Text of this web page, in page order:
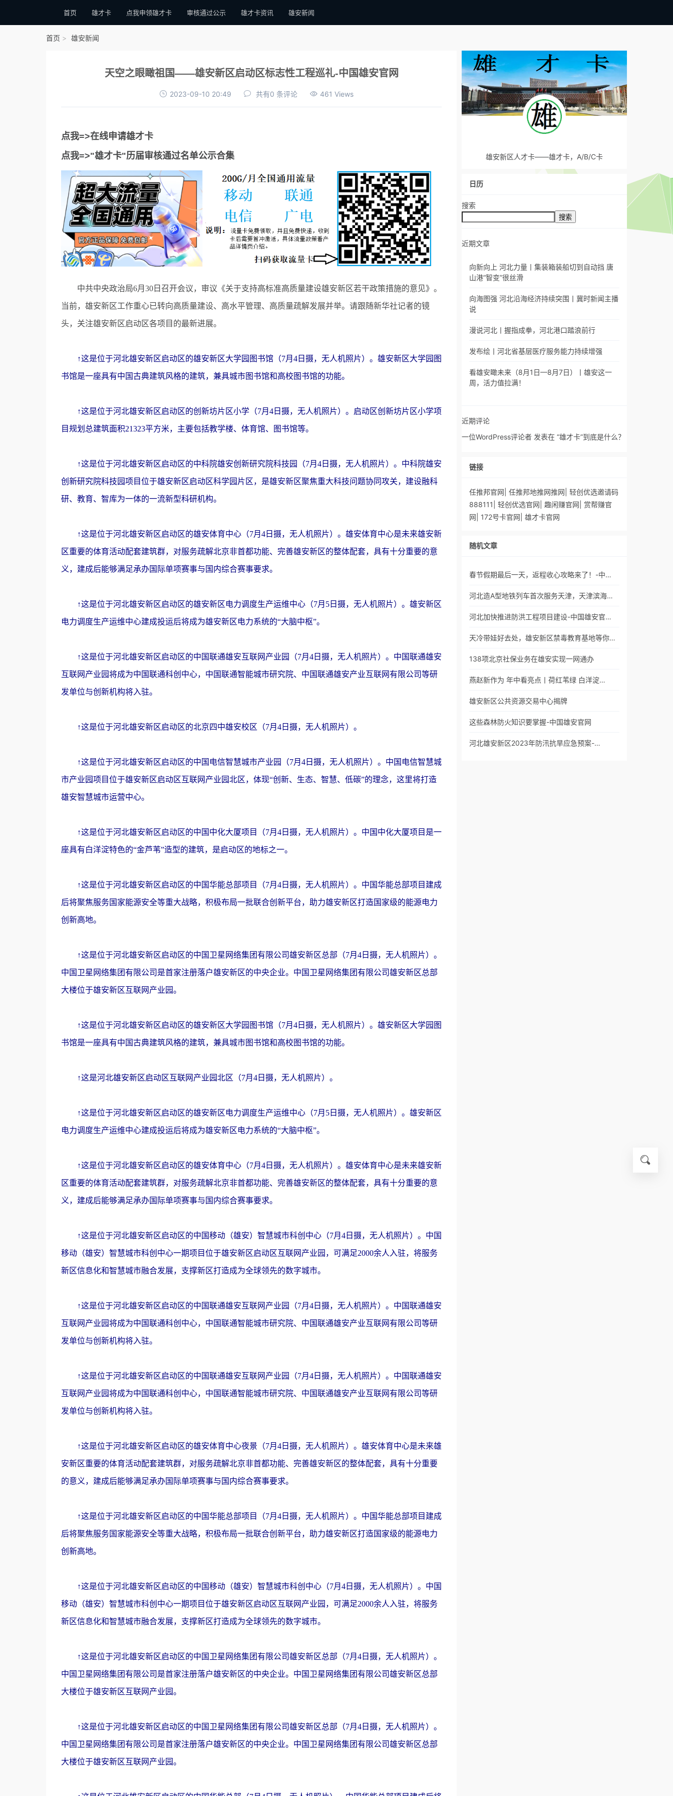
首页 雄才卡 点我申领雄才卡 审核通过公示 雄才卡资讯 雄安新闻
首页 雄安新闻
天空之眼瞰祖国——雄安新区启动区标志性工程巡礼-中国雄安官网
2023-09-10 20:49 共有0 条评论 461 Views
点我=>在线申请雄才卡
点我=>"雄才卡"历届审核通过名单公示合集
中共中央政治局6月30日召开会议，审议《关于支持高标准高质量建设雄安新区若干政策措施的意见》。
当前，雄安新区工作重心已转向高质量建设、高水平管理、高质量疏解发展并举。请跟随新华社记者的镜
头，关注雄安新区启动区各项目的最新进展。
↑这是位于河北雄安新区启动区的雄安新区大学园图书馆（7月4日摄，无人机照片）。雄安新区大学园图
书馆是一座具有中国古典建筑风格的建筑，兼具城市图书馆和高校图书馆的功能。
↑这是位于河北雄安新区启动区的创新坊片区小学（7月4日摄，无人机照片）。启动区创新坊片区小学项
目规划总建筑面积21323平方米，主要包括教学楼、体育馆、图书馆等。
↑这是位于河北雄安新区启动区的中科院雄安创新研究院科技园（7月4日摄，无人机照片）。中科院雄安
创新研究院科技园项目位于雄安新区启动区科学园片区，是雄安新区聚焦重大科技问题协同攻关，建设融科
研、教育、智库为一体的一流新型科研机构。
↑这是位于河北雄安新区启动区的雄安体育中心（7月4日摄，无人机照片）。雄安体育中心是未来雄安新
区重要的体育活动配套建筑群，对服务疏解北京非首都功能、完善雄安新区的整体配套，具有十分重要的意
义，建成后能够满足承办国际单项赛事与国内综合赛事要求。
↑这是位于河北雄安新区启动区的雄安新区电力调度生产运维中心（7月5日摄，无人机照片）。雄安新区
电力调度生产运维中心建成投运后将成为雄安新区电力系统的“大脑中枢”。
↑这是位于河北雄安新区启动区的中国联通雄安互联网产业园（7月4日摄，无人机照片）。中国联通雄安
互联网产业园将成为中国联通科创中心，中国联通智能城市研究院、中国联通雄安产业互联网有限公司等研
发单位与创新机构将入驻。
↑这是位于河北雄安新区启动区的北京四中雄安校区（7月4日摄，无人机照片）。
↑这是位于河北雄安新区启动区的中国电信智慧城市产业园（7月4日摄，无人机照片）。中国电信智慧城
市产业园项目位于雄安新区启动区互联网产业园北区，体现“创新、生态、智慧、低碳”的理念，这里将打造
雄安智慧城市运营中心。
↑这是位于河北雄安新区启动区的中国中化大厦项目（7月4日摄，无人机照片）。中国中化大厦项目是一
座具有白洋淀特色的“金芦苇”造型的建筑，是启动区的地标之一。
↑这是位于河北雄安新区启动区的中国华能总部项目（7月4日摄，无人机照片）。中国华能总部项目建成
后将聚焦服务国家能源安全等重大战略，积极布局一批联合创新平台，助力雄安新区打造国家级的能源电力
创新高地。
↑这是位于河北雄安新区启动区的中国卫星网络集团有限公司雄安新区总部（7月4日摄，无人机照片）。
中国卫星网络集团有限公司是首家注册落户雄安新区的中央企业。中国卫星网络集团有限公司雄安新区总部
大楼位于雄安新区互联网产业园。
↑这是位于河北雄安新区启动区的雄安新区大学园图书馆（7月4日摄，无人机照片）。雄安新区大学园图
书馆是一座具有中国古典建筑风格的建筑，兼具城市图书馆和高校图书馆的功能。
↑这是河北雄安新区启动区互联网产业园北区（7月4日摄，无人机照片）。
↑这是位于河北雄安新区启动区的雄安新区电力调度生产运维中心（7月5日摄，无人机照片）。雄安新区
电力调度生产运维中心建成投运后将成为雄安新区电力系统的“大脑中枢”。
↑这是位于河北雄安新区启动区的雄安体育中心（7月4日摄，无人机照片）。雄安体育中心是未来雄安新
区重要的体育活动配套建筑群，对服务疏解北京非首都功能、完善雄安新区的整体配套，具有十分重要的意
义，建成后能够满足承办国际单项赛事与国内综合赛事要求。
↑这是位于河北雄安新区启动区的中国移动（雄安）智慧城市科创中心（7月4日摄，无人机照片）。中国
移动（雄安）智慧城市科创中心一期项目位于雄安新区启动区互联网产业园，可满足2000余人入驻，将服务
新区信息化和智慧城市融合发展，支撑新区打造成为全球领先的数字城市。
↑这是位于河北雄安新区启动区的中国联通雄安互联网产业园（7月4日摄，无人机照片）。中国联通雄安
互联网产业园将成为中国联通科创中心，中国联通智能城市研究院、中国联通雄安产业互联网有限公司等研
发单位与创新机构将入驻。
↑这是位于河北雄安新区启动区的中国联通雄安互联网产业园（7月4日摄，无人机照片）。中国联通雄安
互联网产业园将成为中国联通科创中心，中国联通智能城市研究院、中国联通雄安产业互联网有限公司等研
发单位与创新机构将入驻。
↑这是位于河北雄安新区启动区的雄安体育中心夜景（7月4日摄，无人机照片）。雄安体育中心是未来雄
安新区重要的体育活动配套建筑群，对服务疏解北京非首都功能、完善雄安新区的整体配套，具有十分重要
的意义，建成后能够满足承办国际单项赛事与国内综合赛事要求。
↑这是位于河北雄安新区启动区的中国华能总部项目（7月4日摄，无人机照片）。中国华能总部项目建成
后将聚焦服务国家能源安全等重大战略，积极布局一批联合创新平台，助力雄安新区打造国家级的能源电力
创新高地。
↑这是位于河北雄安新区启动区的中国移动（雄安）智慧城市科创中心（7月4日摄，无人机照片）。中国
移动（雄安）智慧城市科创中心一期项目位于雄安新区启动区互联网产业园，可满足2000余人入驻，将服务
新区信息化和智慧城市融合发展，支撑新区打造成为全球领先的数字城市。
↑这是位于河北雄安新区启动区的中国卫星网络集团有限公司雄安新区总部（7月4日摄，无人机照片）。
中国卫星网络集团有限公司是首家注册落户雄安新区的中央企业。中国卫星网络集团有限公司雄安新区总部
大楼位于雄安新区互联网产业园。
↑这是位于河北雄安新区启动区的中国卫星网络集团有限公司雄安新区总部（7月4日摄，无人机照片）。
中国卫星网络集团有限公司是首家注册落户雄安新区的中央企业。中国卫星网络集团有限公司雄安新区总部
大楼位于雄安新区互联网产业园。
雄安新区人才卡——雄才卡，A/B/C卡
日历
搜索
搜索
近期文章
向新向上 河北力量丨集装箱装船切到自动挡 唐
山港“智变”很丝滑
向海图强 河北沿海经济持续突围丨冀时新闻主播
说
漫说河北丨握指成拳，河北港口踏浪前行
发布绘丨河北省基层医疗服务能力持续增强
看雄安瞰未来（8月1日—8月7日）丨雄安这一
周，活力值拉满！
近期评论
一位WordPress评论者 发表在 “雄才卡”到底是什么？
链接
任推邦官网 任推邦地推网推网 轻创优选邀请码
888111
轻创优选官网 趣闲赚官网
赏帮赚官
网
172号卡官网 雄才卡官网
随机文章
春节假期最后一天，返程收心攻略来了！-中…
河北造A型地铁列车首次服务天津，天津滨海…
河北加快推进防洪工程项目建设-中国雄安官…
天冷带娃好去处，雄安新区禁毒教育基地等你…
138项北京社保业务在雄安实现一网通办
燕赵新作为 年中看亮点丨荷红苇绿 白洋淀…
雄安新区公共资源交易中心揭牌
这些森林防火知识要掌握-中国雄安官网
河北雄安新区2023年防汛抗旱应急预案-…